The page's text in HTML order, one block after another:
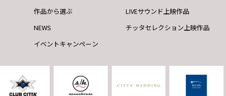
作品から選ぶ
NEWS
イベントキャンペーン
LIVEサウンド上映作品
チッタセレクション上映作品